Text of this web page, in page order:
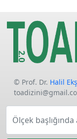
© Prof. Dr. Halil
Ölçek başlığında